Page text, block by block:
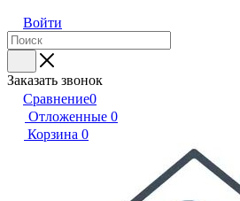
Войти
Заказать звонок
Сравнение0
Отложенные 0
Корзина 0